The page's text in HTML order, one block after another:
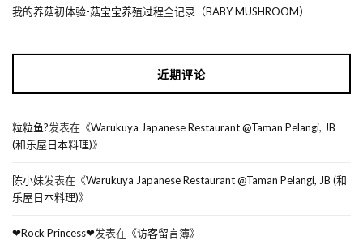
我的养菇初体验-菇宝宝养殖过程全记录（BABY MUSHROOM）
近期评论
粒粒鱼?发表在《Warukuya Japanese Restaurant @Taman Pelangi, JB
(和乐屋日本料理)》
陈小妹发表在《Warukuya Japanese Restaurant @Taman Pelangi, JB (和
乐屋日本料理)》
❤Rock Princess❤发表在《访客留言簿》